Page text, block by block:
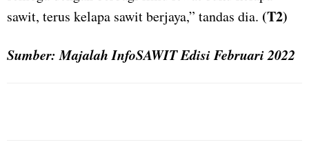
sawit, terus kelapa sawit berjaya,” tandas dia. (T2)
Sumber: Majalah InfoSAWIT Edisi Februari 2022